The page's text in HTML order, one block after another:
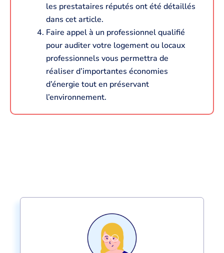
les prestataires réputés ont été détaillés
dans cet article.
Faire appel à un professionnel qualifié
pour auditer votre logement ou locaux
professionnels vous permettra de
réaliser d’importantes économies
d’énergie tout en préservant
l’environnement.